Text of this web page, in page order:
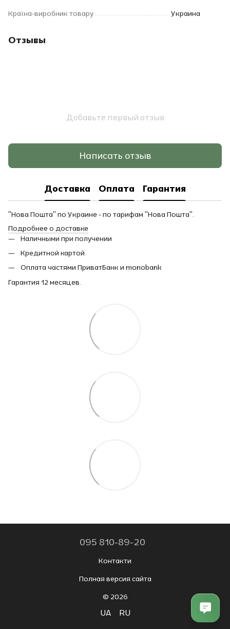
Країна-виробник товару Украина
Отзывы
Добавьте первый отзыв
Написать отзыв
Доставка Оплата Гарантия
"Нова Пошта" по Украине - по тарифам "Нова Пошта".
Подробнее о доставке
Наличными при получении
Кредитной картой
Оплата частями ПриватБанк и monobank
Гарантия 12 месяцев.
095 810-89-20
Контакти
Полная версия сайта
© 2026
UA RU